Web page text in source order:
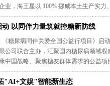
业，海王星以 100% 挪威本土生产实力
以同伴力量筑就控糖新防线
糖尿病同伴关爱全国公益行项目》启
公司联合主办，汇聚国内糖尿病领域
中国战略、聚焦糖友群体需求的公益项
"AI+文娱"智能新生态